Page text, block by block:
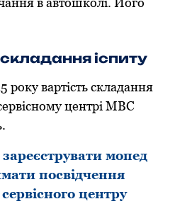
іспиту
року вартість складання
центрі МВС
мопед
посвідчення
центру